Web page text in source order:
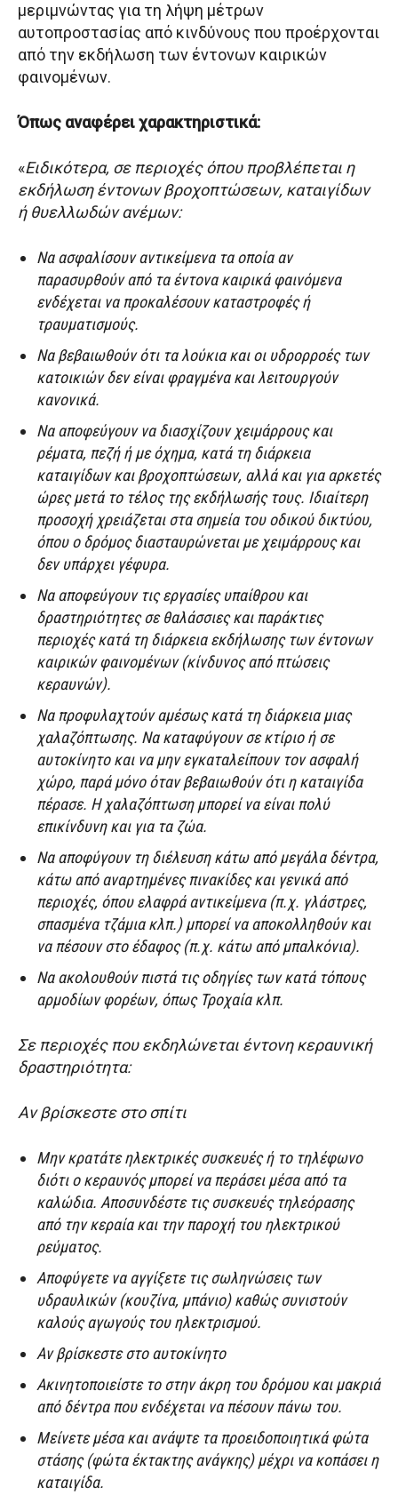
μεριμνώντας για τη λήψη μέτρων
αυτοπροστασίας από κινδύνους που προέρχονται
από την εκδήλωση των έντονων καιρικών
φαινομένων.
Όπως αναφέρει χαρακτηριστικά:
«Ειδικότερα, σε περιοχές όπου προβλέπεται η
εκδήλωση έντονων βροχοπτώσεων, καταιγίδων
ή θυελλωδών ανέμων:
Να ασφαλίσουν αντικείμενα τα οποία αν
παρασυρθούν από τα έντονα καιρικά φαινόμενα
ενδέχεται να προκαλέσουν καταστροφές ή
τραυματισμούς.
Να βεβαιωθούν ότι τα λούκια και οι υδρορροές των
κατοικιών δεν είναι φραγμένα και λειτουργούν
κανονικά.
Να αποφεύγουν να διασχίζουν χειμάρρους και
ρέματα, πεζή ή με όχημα, κατά τη διάρκεια
καταιγίδων και βροχοπτώσεων, αλλά και για αρκετές
ώρες μετά το τέλος της εκδήλωσής τους. Ιδιαίτερη
προσοχή χρειάζεται στα σημεία του οδικού δικτύου,
όπου ο δρόμος διασταυρώνεται με χειμάρρους και
δεν υπάρχει γέφυρα.
Να αποφεύγουν τις εργασίες υπαίθρου και
δραστηριότητες σε θαλάσσιες και παράκτιες
περιοχές κατά τη διάρκεια εκδήλωσης των έντονων
καιρικών φαινομένων (κίνδυνος από πτώσεις
κεραυνών).
Να προφυλαχτούν αμέσως κατά τη διάρκεια μιας
χαλαζόπτωσης. Να καταφύγουν σε κτίριο ή σε
αυτοκίνητο και να μην εγκαταλείπουν τον ασφαλή
χώρο, παρά μόνο όταν βεβαιωθούν ότι η καταιγίδα
πέρασε. Η χαλαζόπτωση μπορεί να είναι πολύ
επικίνδυνη και για τα ζώα.
Να αποφύγουν τη διέλευση κάτω από μεγάλα δέντρα,
κάτω από αναρτημένες πινακίδες και γενικά από
περιοχές, όπου ελαφρά αντικείμενα (π.χ. γλάστρες,
σπασμένα τζάμια κλπ.) μπορεί να αποκολληθούν και
να πέσουν στο έδαφος (π.χ. κάτω από μπαλκόνια).
Να ακολουθούν πιστά τις οδηγίες των κατά τόπους
αρμοδίων φορέων, όπως Τροχαία κλπ.
Σε περιοχές που εκδηλώνεται έντονη κεραυνική
δραστηριότητα:
Αν βρίσκεστε στο σπίτι
Μην κρατάτε ηλεκτρικές συσκευές ή το τηλέφωνο
διότι ο κεραυνός μπορεί να περάσει μέσα από τα
καλώδια. Αποσυνδέστε τις συσκευές τηλεόρασης
από την κεραία και την παροχή του ηλεκτρικού
ρεύματος.
Αποφύγετε να αγγίξετε τις σωληνώσεις των
υδραυλικών (κουζίνα, μπάνιο) καθώς συνιστούν
καλούς αγωγούς του ηλεκτρισμού.
Αν βρίσκεστε στο αυτοκίνητο
Ακινητοποιείστε το στην άκρη του δρόμου και μακριά
από δέντρα που ενδέχεται να πέσουν πάνω του.
Μείνετε μέσα και ανάψτε τα προειδοποιητικά φώτα
στάσης (φώτα έκτακτης ανάγκης) μέχρι να κοπάσει η
καταιγίδα.